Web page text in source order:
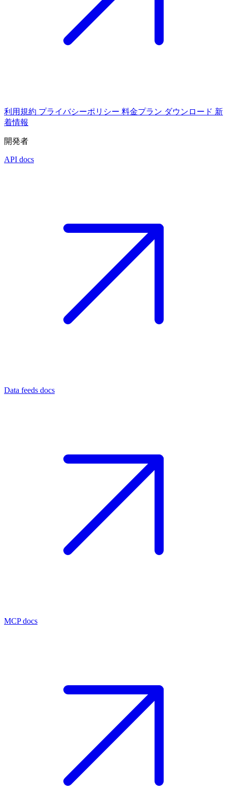
利用規約 プライバシーポリシー 料金プラン ダウンロード 新
着情報
開発者
API docs
Data feeds docs
MCP docs